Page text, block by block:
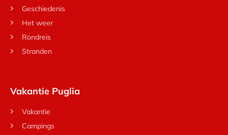
Geschiedenis
Het weer
Rondreis
Stranden
Vakantie Puglia
Vakantie
Campings